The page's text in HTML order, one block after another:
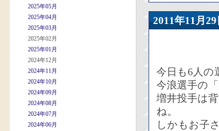
2025年05月
2025年04月
2025年03月
2025年02月
2025年01月
2024年12月
2024年11月
2024年10月
2024年09月
2024年08月
2024年07月
2024年06月
2011年11
今日も6人の
今浪選手の
増井投手は
ね。
しかもお子